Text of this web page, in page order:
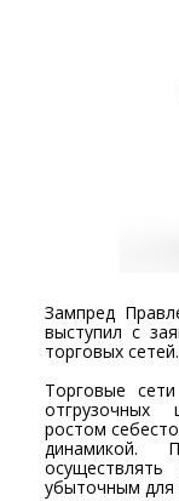
Зампред
выступил с
торговых сетей.
Торговые
отгрузочных
ростом
динамикой.
убыточным для